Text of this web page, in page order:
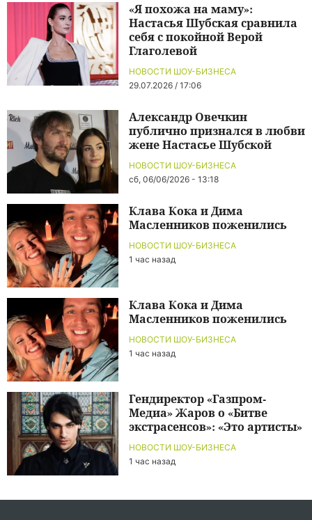
НОВОСТИ ШОУ-БИЗНЕСА
29.07.2026 / 17:06
«Я похожа на маму»:
Настасья Шубская сравнила
себя с покойной Верой
Глаголевой
НОВОСТИ ШОУ-БИЗНЕСА
сб, 06/06/2026 - 13:18
Александр Овечкин
публично признался в любви
жене Настасье Шубской
НОВОСТИ ШОУ-БИЗНЕСА
1 час назад
Клава Кока и Дима
Масленников поженились
НОВОСТИ ШОУ-БИЗНЕСА
1 час назад
Клава Кока и Дима
Масленников поженились
НОВОСТИ ШОУ-БИЗНЕСА
1 час назад
Гендиректор «Газпром-
Медиа» Жаров о «Битве
экстрасенсов»: «Это артисты»